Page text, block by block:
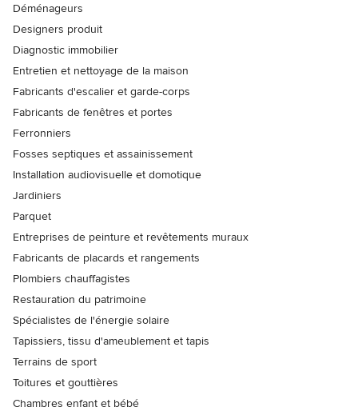
Déménageurs
Designers produit
Diagnostic immobilier
Entretien et nettoyage de la maison
Fabricants d'escalier et garde-corps
Fabricants de fenêtres et portes
Ferronniers
Fosses septiques et assainissement
Installation audiovisuelle et domotique
Jardiniers
Parquet
Entreprises de peinture et revêtements muraux
Fabricants de placards et rangements
Plombiers chauffagistes
Restauration du patrimoine
Spécialistes de l'énergie solaire
Tapissiers, tissu d'ameublement et tapis
Terrains de sport
Toitures et gouttières
Chambres enfant et bébé